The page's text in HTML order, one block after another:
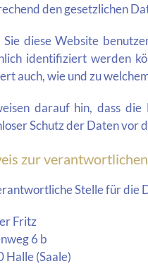
den gesetzlichen
Sie diese Website
identifiziert werden
auch, wie und zu
darauf hin, dass die
Schutz der Daten vor
zur
Stelle für die
Fritz
6 b
Halle (Saale)